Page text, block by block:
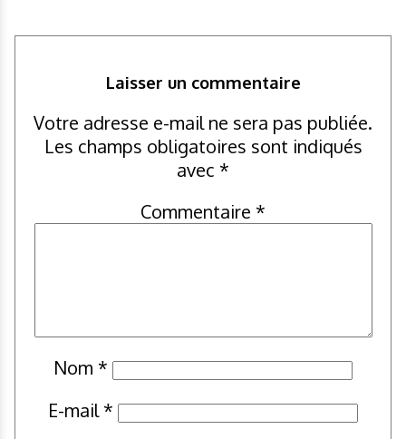
Laisser un commentaire
Votre adresse e-mail ne sera pas publiée.
Les champs obligatoires sont indiqués
avec *
Commentaire *
Nom *
E-mail*